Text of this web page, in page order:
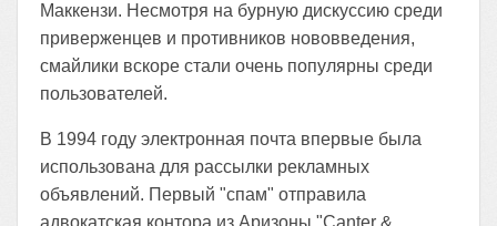
Маккензи. Несмотря на бурную дискуссию среди
приверженцев и противников нововведения,
смайлики вскоре стали очень популярны среди
пользователей.
В 1994 году электронная почта впервые была
использована для рассылки рекламных
объявлений. Первый "спам" отправила
адвокатская контора из Аризоны "Canter &